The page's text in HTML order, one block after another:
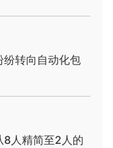
纷转向自动化包
8人精简至2人的